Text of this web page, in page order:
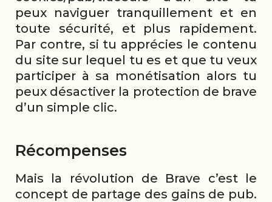
peux naviguer tranquillement et en
toute sécurité, et plus rapidement.
Par contre, si tu apprécies le contenu
du site sur lequel tu es et que tu veux
participer à sa monétisation alors tu
peux désactiver la protection de brave
d’un simple clic.
Récompenses
Mais la révolution de Brave c’est le
concept de partage des gains de pub.